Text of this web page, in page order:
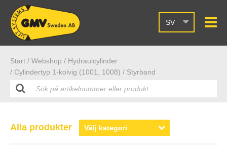
SV
Start / Webshop / Hydraulcylinder
/ Cylindertyp 1-kolvig (1001, 1008) / Styrband
Alla produkter